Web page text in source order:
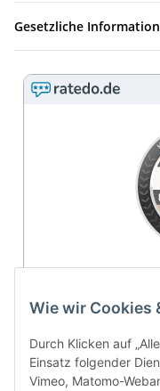
Gesetzliche
100%
Wie wir Cookies
Durch Klicken auf
Einsatz folgender
Vimeo, Matomo-